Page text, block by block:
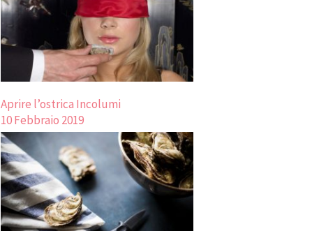
Aprire l’ostrica Incolumi
10 Febbraio 2019